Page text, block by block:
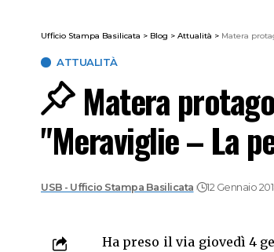
Ufficio Stampa Basilicata > Blog > Attualità > Matera
ATTUALITÀ
Matera
"Meraviglie – La
USB - Ufficio Stampa Basilicata 12 Gennaio
Ha preso il via giovedì 4